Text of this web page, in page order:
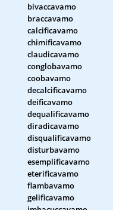
bivaccavamo
braccavamo
calcificavamo
chimificavamo
claudicavamo
conglobavamo
coobavamo
decalcificavamo
deificavamo
dequalificavamo
diradicavamo
disqualificavamo
disturbavamo
esemplificavamo
eterificavamo
flambavamo
gelificavamo